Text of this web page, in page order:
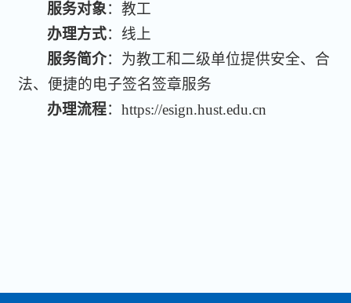
服务对象：教工
办理方式：线上
服务简介：为教工和二级单位提供安全、合
法、便捷的电子签名签章服务
办理流程：https://esign.hust.edu.cn